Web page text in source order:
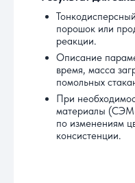
порошок или
реакции.
Описание
время, масса
помольных
При
материалы
по изменениям
консистенции.